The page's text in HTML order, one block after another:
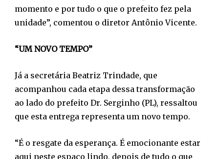
momento e por tudo o que o prefeito fez pela
unidade”, comentou o diretor Antônio Vicente.
“UM NOVO TEMPO”
Já a secretária Beatriz Trindade, que
acompanhou cada etapa dessa transformação
ao lado do prefeito Dr. Serginho (PL), ressaltou
que esta entrega representa um novo tempo.
“É o resgate da esperança. É emocionante estar
aqui neste espaço lindo, depois de tudo o que